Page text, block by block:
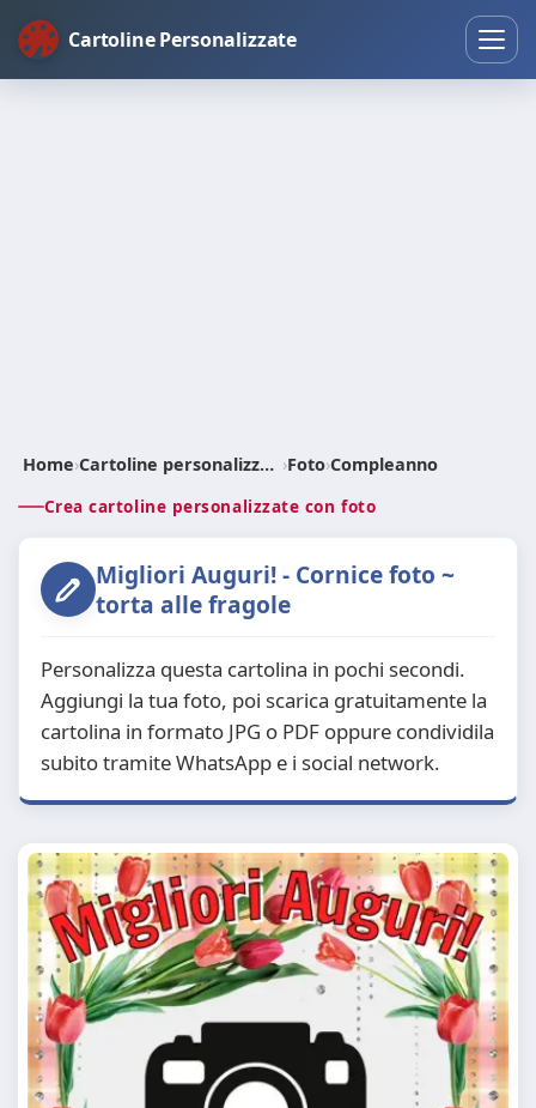
Cartoline Personalizzate
Home› Cartoline personalizzate ›Foto›Compleanno
Crea cartoline personalizzate con foto
Migliori Auguri! - Cornice foto ~
torta alle fragole
Personalizza questa cartolina in pochi secondi.
Aggiungi la tua foto, poi scarica gratuitamente la
cartolina in formato JPG o PDF oppure condividila
subito tramite WhatsApp e i social network.